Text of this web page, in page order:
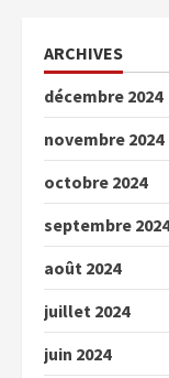
ARCHIVES
décembre 2024
novembre 2024
octobre 2024
septembre 2024
août 2024
juillet 2024
juin 2024